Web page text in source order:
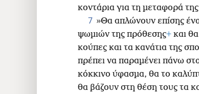
κοντάρια για τη μεταφορά
7 »Θα απλώνουν επίσης
ψωμιών της πρόθεσης+ και
κούπες και τα κανάτια της
πρέπει να παραμένει πάνω
κόκκινο ύφασμα, θα το
θα βάζουν στη θέση τους τα